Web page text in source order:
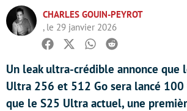
CHARLES GOUIN-PEYROT
, le 29 janvier 2026
Facebook
TwitterWhatsapp
Reddit
Un leak ultra-crédible annonce que
Ultra 256 et 512 Go sera lancé 100
que le S25 Ultra actuel, une